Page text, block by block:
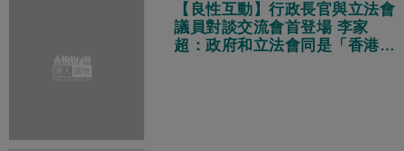
【良性互動】行政長官與立法會
議員對談交流會首登場 李家
超：政府和立法會同是「香港